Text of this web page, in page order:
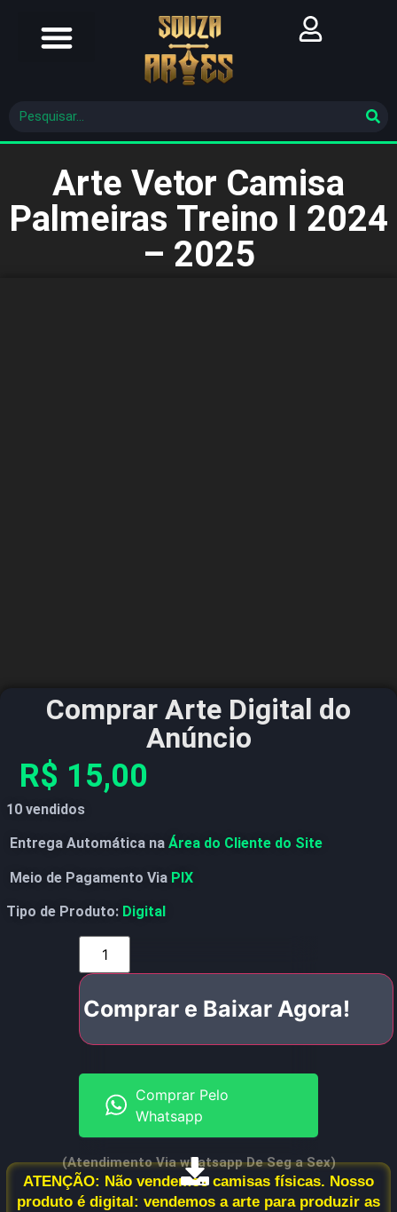
Arte Vetor Camisa
Palmeiras Treino I 2024
– 2025
Comprar Arte Digital do
Anúncio
R$ 15,00
10 vendidos
Entrega Automática na Área do Cliente do Site
Meio de Pagamento Via PIX
Tipo de Produto: Digital
Comprar e Baixar Agora!
Comprar Pelo
Whatsapp
(Atendimento Via whatsapp De Seg a Sex)
ATENÇÃO: Não vendemos camisas físicas. Nosso
produto é digital: vendemos a arte para produzir as